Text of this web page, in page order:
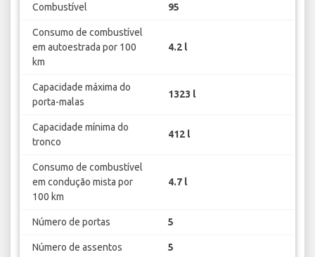
Combustível 95
Consumo de combustível
em autoestrada por 100
km
4.2 l
Capacidade máxima do
porta-malas
1323 l
Capacidade mínima do
tronco
412 l
Consumo de combustível
em condução mista por
100 km
4.7 l
Número de portas 5
Número de assentos 5